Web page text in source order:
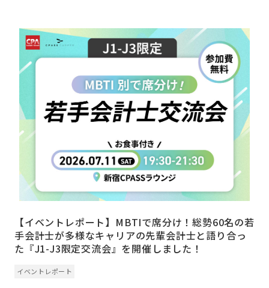
【イベントレポート】MBTIで席分け！総勢60名の若
手会計士が多様なキャリアの先輩会計士と語り合っ
た『J1-J3限定交流会』を開催しました！
イベントレポート